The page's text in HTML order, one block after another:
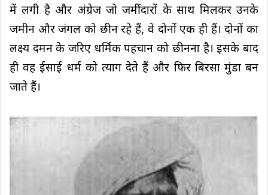
में लगी है और अंग्रेज जो जमींदारों के साथ मिलकर उनके
जमीन और जंगल को छीन रहे हैं, वे दोनों एक ही हैं। दोनों का
लक्ष्य दमन के जरिए धर्मिक पहचान को छीनना है। इसके बाद
ही वह ईसाई धर्म काे त्याग देते हैं और फिर बिरसा मुंडा बन
जाते हैं।